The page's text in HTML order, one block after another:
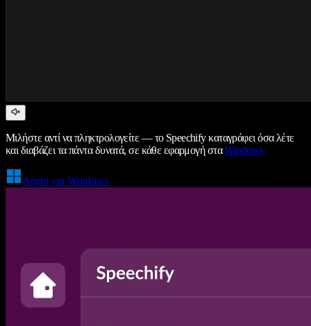
Μιλήστε αντί να πληκτρολογείτε — το Speechify καταγράφει όσα λέτε
και διαβάζει τα πάντα δυνατά, σε κάθε εφαρμογή σταWindows
Λήψη για Windows